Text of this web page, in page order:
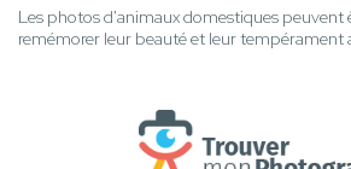
Les photos d'animaux domestiques peuvent
remémorer leur beauté et leur tempérament